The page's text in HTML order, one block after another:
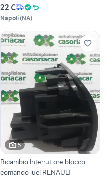
22 €
Napoli(NA)
5
Ricambio Interruttore blocco
comando luci RENAULT